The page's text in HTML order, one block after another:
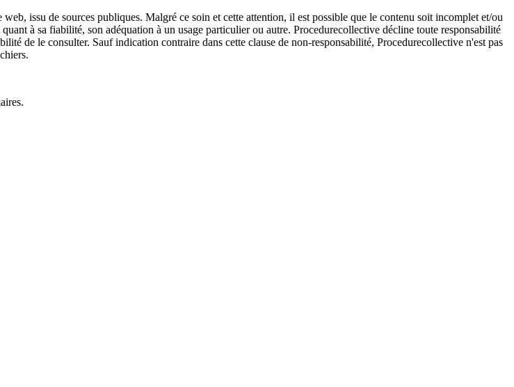
issu de sources publiques. Malgré ce soin et cette attention, il est possible que le contenu soit incomplet et/ou
à sa fiabilité, son adéquation à un usage particulier ou autre. Procedurecollective décline toute responsabilité
de le consulter. Sauf indication contraire dans cette clause de non-responsabilité, Procedurecollective n'est pas